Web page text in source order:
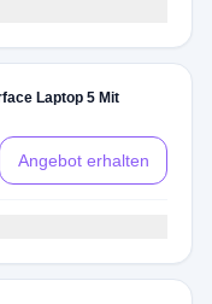
Laptop 5 Mit
Angebot erhalten